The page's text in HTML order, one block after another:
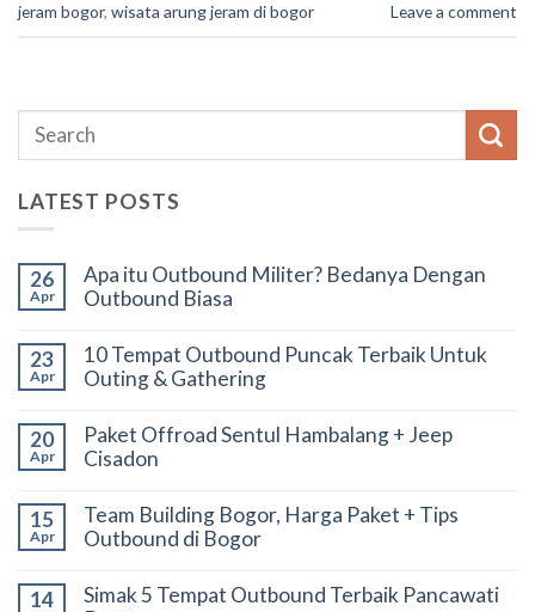
jeram bogor, wisata arung jeram di bogor Leave a comment
LATEST POSTS
26
Apr
Apa itu Outbound Militer? Bedanya Dengan
Outbound Biasa
23
Apr
10 Tempat Outbound Puncak Terbaik Untuk
Outing & Gathering
20
Apr
Paket Offroad Sentul Hambalang + Jeep
Cisadon
15
Apr
Team Building Bogor, Harga Paket + Tips
Outbound di Bogor
14
Simak 5 Tempat Outbound Terbaik Pancawati